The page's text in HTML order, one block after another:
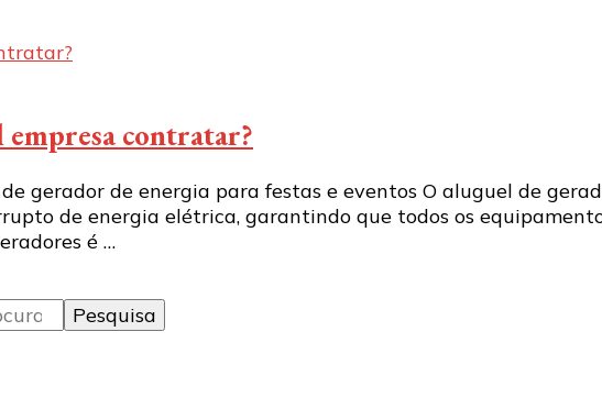
contratar?
gerador de energia para festas e eventos O aluguel de
de energia elétrica, garantindo que todos os
é …